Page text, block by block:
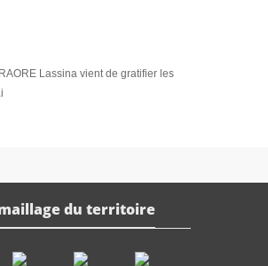
Lassina vient de gratifier les
du territoire